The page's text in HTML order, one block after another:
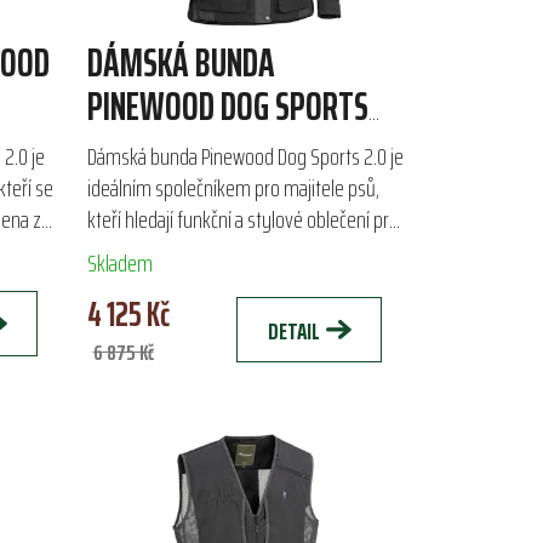
je
se
z
DÁMSKÁ BUNDA
PINEWOOD DOG SPORTS
2.0
Dámská bunda Pinewood Dog Sports 2.0 je
ideálním společníkem pro majitele psů,
kteří hledají funkční a stylové oblečení pro
výcvik i procházky. Vyrobena z odolného
polyamidu a...
Skladem
4 125 Kč
6 875 Kč
DETAIL